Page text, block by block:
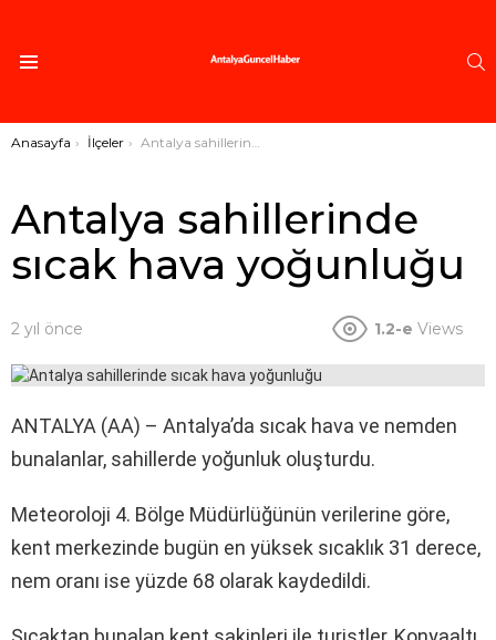
Buradasınız:
Anasayfa İlçeler Antalya sahillerinde sıcak hava yoğunluğu
Antalya sahillerinde
sıcak hava yoğunluğu
2 yıl önce 1.2-e Views
ANTALYA (AA) – Antalya’da sıcak hava ve nemden
bunalanlar, sahillerde yoğunluk oluşturdu.
Meteoroloji 4. Bölge Müdürlüğünün verilerine göre,
kent merkezinde bugün en yüksek sıcaklık 31 derece,
nem oranı ise yüzde 68 olarak kaydedildi.